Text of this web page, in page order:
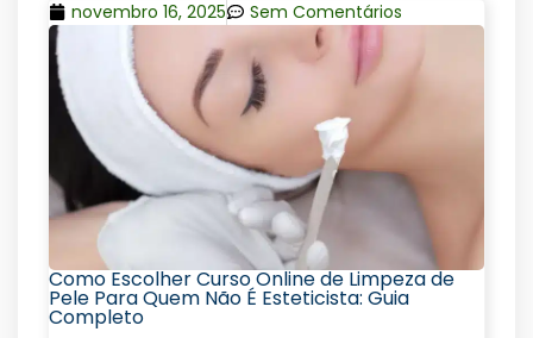
novembro 16, 2025 Sem Comentários
Como Escolher Curso Online de Limpeza de
Pele Para Quem Não É Esteticista: Guia
Completo